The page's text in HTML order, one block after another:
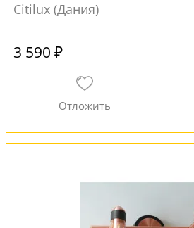
Citilux (Дания)
3 590 ₽